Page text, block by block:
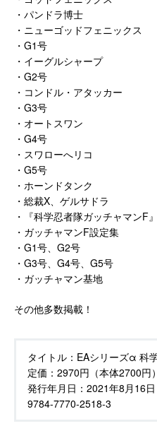
・パンドラ博士
・ニューゴッドフェニックス
・G1号
・イーグルシャープ
・G2号
・コンドル・アタッカー
・G3号
・オートスワン
・G4号
・スワローへリコ
・G5号
・ホーンドタンク
・総裁X、ゲルサドラ
・『科学忍者隊ガッチャマンF
・ガッチャマンF設定集
・G1号、G2号
・G3号、G4号、G5号
・ガッチャマン基地
その他多数掲載！
タイトル： EAシリーズα 科
定価： 2970円（本体2700円）
発行年月日： 2021年8月16日
9784-7770-2518-3